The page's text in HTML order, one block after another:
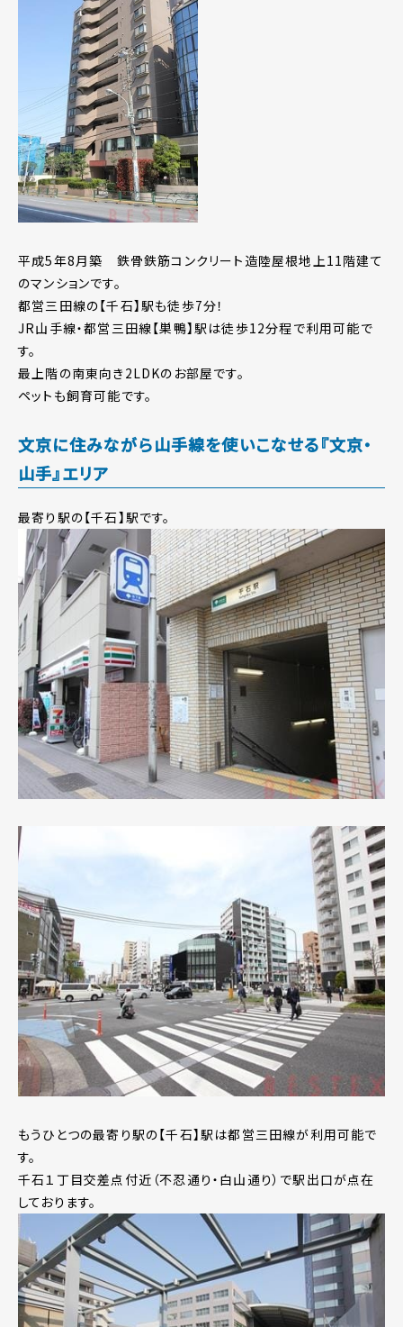
平成5年8月築 鉄骨鉄筋コンクリート造陸屋根地上11階建て
のマンションです。
都営三田線の【千石】駅も徒歩7分！
JR山手線・都営三田線【巣鴨】駅は徒歩12分程で利用可能で
す。
最上階の南東向き2LDKのお部屋です。
ペットも飼育可能です。
文京に住みながら山手線を使いこなせる『文京・
山手』エリア
最寄り駅の【千石】駅です。
もうひとつの最寄り駅の【千石】駅は都営三田線が利用可能で
す。
千石１丁目交差点付近（不忍通り・白山通り）で駅出口が点在
しております。